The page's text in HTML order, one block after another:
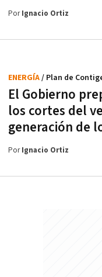
PorIgnacio Ortiz
El Gobierno
los cortes del
generación de
ENERGÍA/ Plan de
PorIgnacio Ortiz